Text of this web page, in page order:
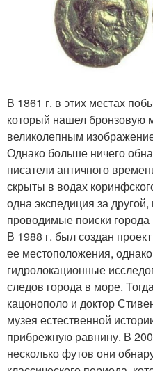
В 1861 г. в этих местах
который нашел бронзовую
великолепным
Однако больше ничего
писатели античного
скрыты в водах
одна экспедиция за
проводимые поиски города
В 1988 г. был создан
ее местоположения,
гидролокационные
следов города в море.
кацонополо и доктор
музея естественной
прибрежную равнину. В
несколько футов они